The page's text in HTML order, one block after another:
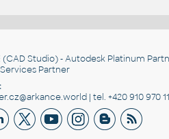
(CAD Studio) - Autodesk Platinum
Partner
| tel. +420 910 970